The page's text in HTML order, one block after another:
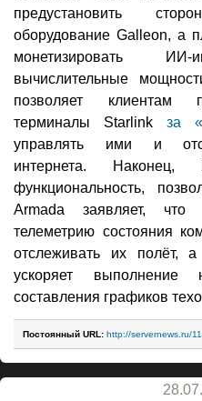
предустановить
оборудование Galleon, а
монетизировать ИИ-
вычислительные
позволяет клиентам
терминалы Starlink за
управлять ими и
интернета.
функциональность,
Armada заявляет,
телеметрию состояния
отслеживать их полёт,
ускоряет выполнение
составления графиков
Постоянный URL: http://servernews.ru/